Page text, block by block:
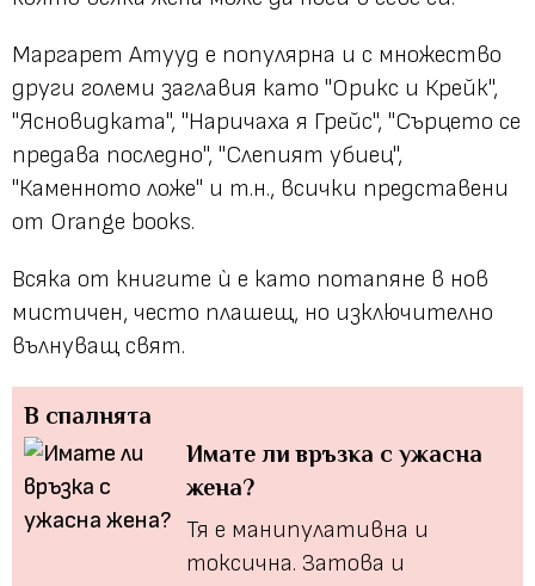
Маргарет Атууд е популярна и с множество
други големи заглавия като "Орикс и Крейк",
"Ясновидката", "Наричаха я Грейс", "Сърцето се
предава последно", "Слепият убиец",
"Каменното ложе" и т.н., всички представени
от Orange books.
Всяка от книгите ѝ е като потапяне в нов
мистичен, често плашещ, но изключително
вълнуващ свят.
В спалнята
Имате ли връзка с ужасна
жена?
Тя е манипулативна и
токсична. Затова и